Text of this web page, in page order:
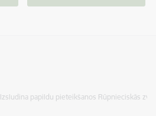
Izsludina papildu pieteikšanos Rūpnieciskās